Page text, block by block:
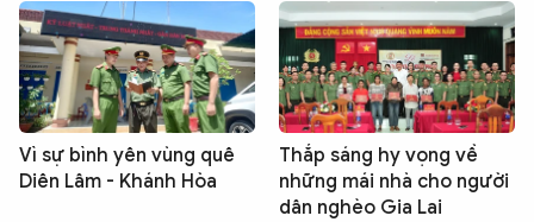
Vì sự bình yên vùng quê
Diên Lâm - Khánh Hòa
Thắp sáng hy vọng về
những mái nhà cho người
dân nghèo Gia Lai